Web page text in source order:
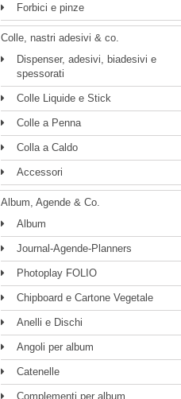
Forbici e pinze
Colle, nastri adesivi & co.
Dispenser, adesivi, biadesivi e
spessorati
Colle Liquide e Stick
Colle a Penna
Colla a Caldo
Accessori
Album, Agende & Co.
Album
Journal-Agende-Planners
Photoplay FOLIO
Chipboard e Cartone Vegetale
Anelli e Dischi
Angoli per album
Catenelle
Complementi per album